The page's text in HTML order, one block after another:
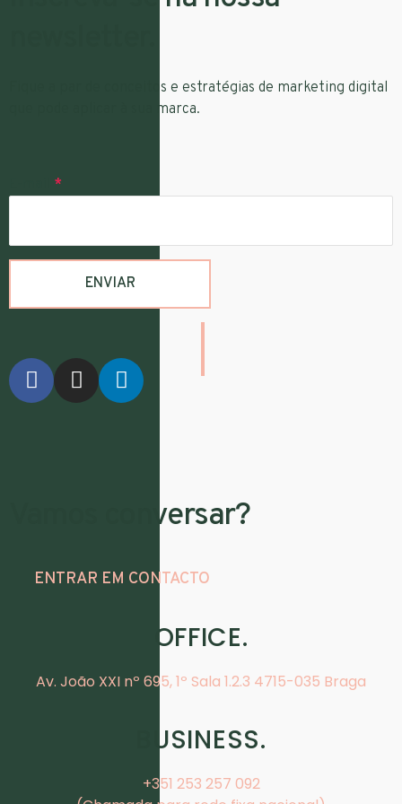
Fique a par de conceitos e estratégias de marketing digital
que pode aplicar à sua marca.
*
Vamos conversar?
ENTRAR EM CONTACTO
OFFICE.
Av. João XXI nº 695, 1º Sala 1.2.3 4715-035 Braga
BUSINESS.
+351 253 257 092